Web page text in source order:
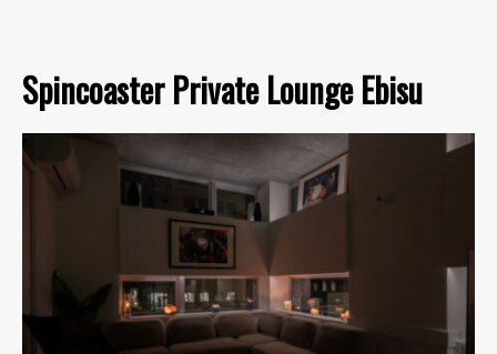
Spincoaster Private Lounge Ebisu